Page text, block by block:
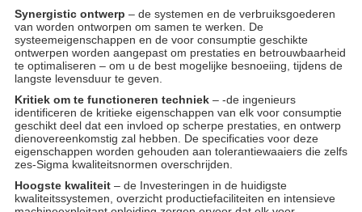
Synergistic ontwerp – de systemen en de verbruiksgoederen
van worden ontworpen om samen te werken. De
systeemeigenschappen en de voor consumptie geschikte
ontwerpen worden aangepast om prestaties en betrouwbaarheid
te optimaliseren – om u de best mogelijke besnoeiing, tijdens de
langste levensduur te geven.
Kritiek om te functioneren techniek– -de ingenieurs
identificeren de kritieke eigenschappen van elk voor consumptie
geschikt deel dat een invloed op scherpe prestaties, en ontwerp
dienovereenkomstig zal hebben. De specificaties voor deze
eigenschappen worden gehouden aan tolerantiewaaiers die zelfs
zes-Sigma kwaliteitsnormen overschrijden.
Hoogste kwaliteit– de Investeringen in de huidigste
kwaliteitssystemen, overzicht productiefaciliteiten en intensieve